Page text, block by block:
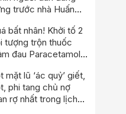
trước nhà Huấn
bất nhân! Khởi tố 2
tượng trộn thuốc
đau Paracetamol
bách bệnh
mặt lũ ‘ác quỷ’ giết,
phi tang chủ nợ
rợ nhất trong lịch